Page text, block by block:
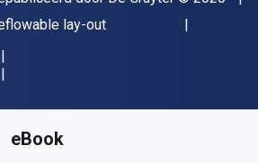
lay-out
eBook